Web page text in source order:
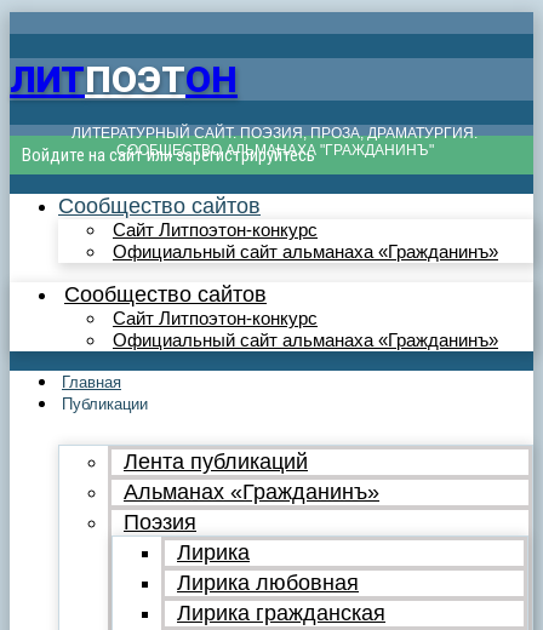
ЛИТПОЭТОН
ЛИТЕРАТУРНЫЙ САЙТ. ПОЭЗИЯ, ПРОЗА, ДРАМАТУРГИЯ.
СООБЩЕСТВО АЛЬМАНАХА "ГРАЖДАНИНЪ"
Войдите на сайт или зарегистрируйтесь
Сообщество сайтов
Сайт Литпоэтон-конкурс
Официальный сайт альманаха «Гражданинъ»
Сообщество сайтов
Сайт Литпоэтон-конкурс
Официальный сайт альманаха «Гражданинъ»
Главная
Публикации
Лента публикаций
Альманах «Гражданинъ»
Поэзия
Лирика
Лирика любовная
Лирика гражданская